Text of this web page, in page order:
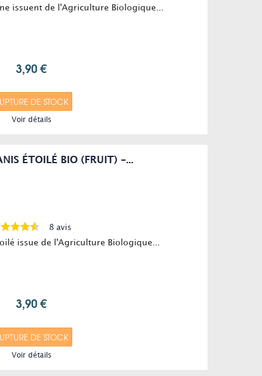
issuent de l'Agriculture Biologique...
3,90 €
DE STOCK
Voir détails
ÉTOILÉ BIO (FRUIT) -...
8 avis
issue de l'Agriculture Biologique...
3,90 €
DE STOCK
Voir détails